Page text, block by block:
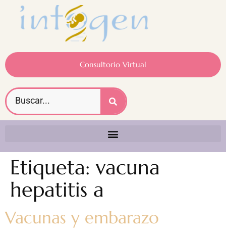
Consultorio Virtual
Etiqueta: vacuna
hepatitis a
Vacunas y embarazo